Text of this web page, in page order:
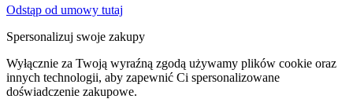
Odstąp od umowy tutaj
Spersonalizuj swoje zakupy
Wyłącznie za Twoją wyraźną zgodą używamy plików cookie oraz
innych technologii, aby zapewnić Ci spersonalizowane
doświadczenie zakupowe.